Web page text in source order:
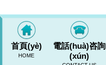
首頁(yè)
HOME
電話(huà)咨詢
(xún)